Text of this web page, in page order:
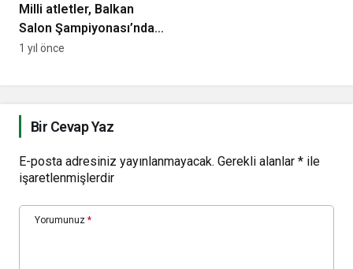
Milli atletler, Balkan
Salon Şampiyonası’nda
18 madalya kazandı
1 yıl önce
Bir Cevap Yaz
E-posta adresiniz yayınlanmayacak. Gerekli alanlar * ile
işaretlenmişlerdir
Yorumunuz *